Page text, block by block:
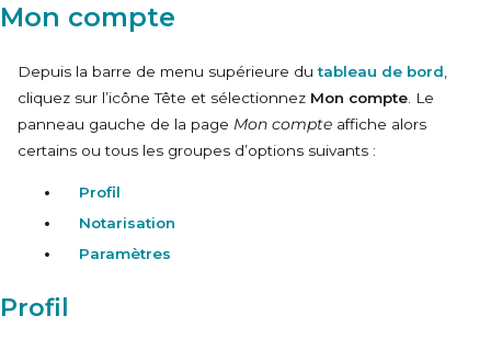
Mon compte
Depuis la barre de menu supérieure dutableau de bord
cliquez sur l’icône Tête et sélectionnez Mon compte . Le
panneau gauche de la page Mon compte affiche alors
certains ou tous les groupes d’options suivants :
Profil
Notarisation
Paramètres
Profil